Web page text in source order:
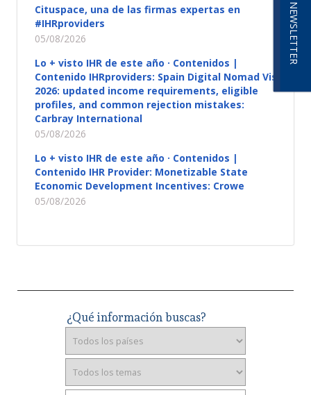
NEWSLETTER
Cituspace, una de las firmas expertas en
#IHRproviders
05/08/2026
Lo + visto IHR de este año · Contenidos |
Contenido IHRproviders: Spain Digital Nomad Visa
2026: updated income requirements, eligible
profiles, and common rejection mistakes:
Carbray International
05/08/2026
Lo + visto IHR de este año · Contenidos |
Contenido IHR Provider: Monetizable State
Economic Development Incentives: Crowe
05/08/2026
¿Qué información buscas?